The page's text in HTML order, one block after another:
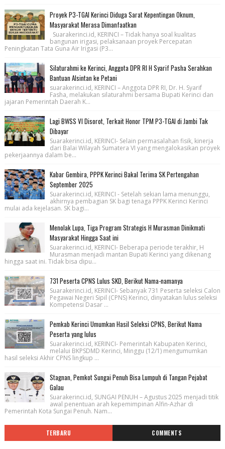
Proyek P3-TGAI Kerinci Diduga Sarat Kepentingan Oknum,
Masyarakat Merasa Dimanfaatkan
Suarakerinci.id, KERINCI – Tidak hanya soal kualitas
bangunan irigasi, pelaksanaan proyek Percepatan
Peningkatan Tata Guna Air Irigasi (P3...
Silaturahmi ke Kerinci, Anggota DPR RI H Syarif Pasha Serahkan
Bantuan Alsintan ke Petani
suarakerinci.id, KERINCI – Anggota DPR RI, Dr. H. Syarif
Fasha, melakukan silaturahmi bersama Bupati Kerinci dan
jajaran Pemerintah Daerah K...
Lagi BWSS VI Disorot, Terkait Honor TPM P3-TGAI di Jambi Tak
Dibayar
Suarakerinci.id, KERINCI- Selain permasalahan fisik, kinerja
dari Balai Wilayah Sumatera VI yang mengalokasikan proyek
pekerjaannya dalam be...
Kabar Gembira, PPPK Kerinci Bakal Terima SK Pertengahan
September 2025
Suarakerinci.id, KERINCI - Setelah sekian lama menunggu,
akhirnya pembagian SK bagi tenaga PPPK Kerinci Kerinci
mulai ada kejelasan. SK bagi...
Menolak Lupa, Tiga Program Strategis H Murasman Dinikmati
Masyarakat Hingga Saat ini
Suarakerinci.id, KERINCI- Beberapa periode terakhir, H
Murasman menjadi mantan Bupati Kerinci yang dikenang
hingga saat ini. Tidak bisa dipu...
731 Peserta CPNS Lulus SKD, Berikut Nama-namanya
Suarakerinci.id, KERINCI- Sebanyak 731 Peserta seleksi Calon
Pegawai Negeri Sipil (CPNS) Kerinci, dinyatakan lulus seleksi
Kompetensi Dasar ...
Pemkab Kerinci Umumkan Hasil Seleksi CPNS, Berikut Nama
Peserta yang lulus
Suarakerinci.id, KERINCI- Pemerintah Kabupaten Kerinci,
melalui BKPSDMD Kerinci, Minggu (12/1) mengumumkan
hasil seleksi Akhir CPNS lingkup ...
Stagnan, Pemkot Sungai Penuh Bisa Lumpuh di Tangan Pejabat
Galau
Suarakerinci.id, SUNGAI PENUH – Agustus 2025 menjadi titik
awal penentuan arah kepemimpinan Alfin-Azhar di
Pemerintah Kota Sungai Penuh. Nam...
TERBARU COMMENTS